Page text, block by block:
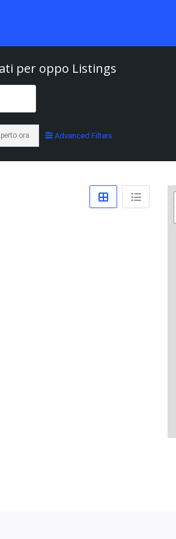
per oppo Listings
ora Advanced Filters